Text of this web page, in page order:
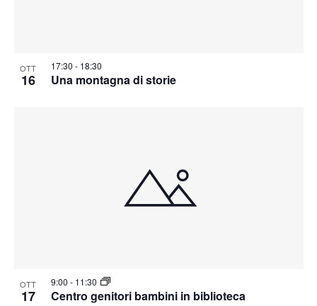
OTT
16 Una montagna di storie
17:30 - 18:30
OTT
17 Centro genitori bambini in biblioteca
9:00 - 11:30